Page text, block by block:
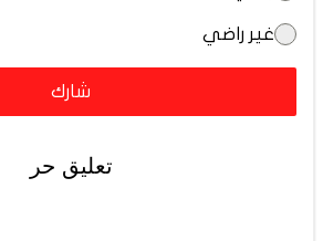
غير راضي
شارك
تعليق حر